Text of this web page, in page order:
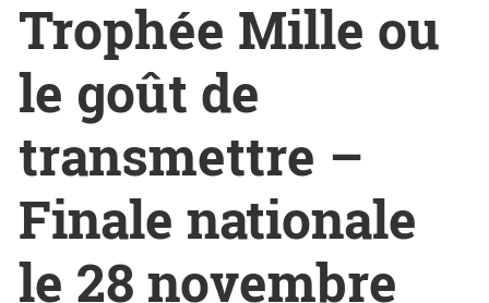
Trophée Mille ou
le goût de
transmettre –
Finale nationale
le 28 novembre